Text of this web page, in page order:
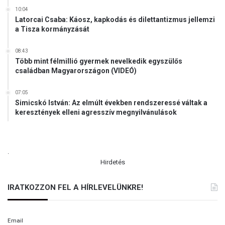
10:04
Latorcai Csaba: Káosz, kapkodás és dilettantizmus jellemzi
a Tisza kormányzását
08:43
Több mint félmillió gyermek nevelkedik egyszülős
családban Magyarországon (VIDEÓ)
07:05
Simicskó István: Az elmúlt években rendszeressé váltak a
keresztények elleni agresszív megnyilvánulások
Hirdetés
IRATKOZZON FEL A HÍRLEVELÜNKRE!
Email